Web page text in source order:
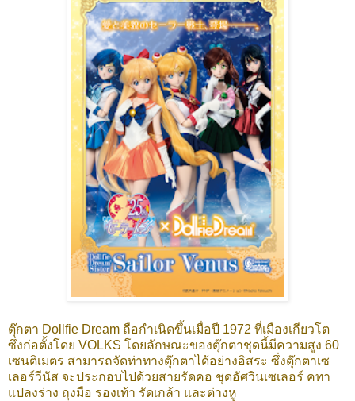
ตุ๊กตา Dollfie Dream ถือกำเนิดขึ้นเมื่อปี 1972 ที่เมืองเกียวโต
ซึ่งก่อตั้งโดย VOLKS โดยลักษณะของตุ๊กตาชุดนี้มีความสูง 60
เซนติเมตร สามารถจัดท่าทางตุ๊กตาได้อย่างอิสระ ซึ่งตุ๊กตาเซ
เลอร์วีนัส จะประกอบไปด้วยสายรัดคอ ชุดอัศวินเซเลอร์ คทา
แปลงร่าง ถุงมือ รองเท้า รัดเกล้า และต่างหู